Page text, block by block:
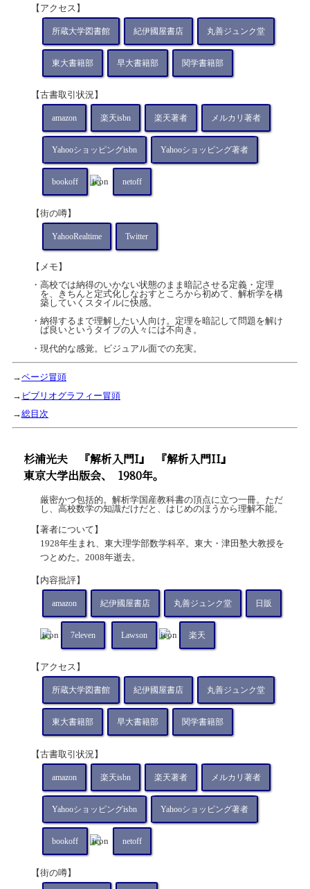
【アクセス】
所蔵大学図書館 紀伊國屋書店 丸善ジュンク堂
東大書籍部 早大書籍部 関学書籍部
【古書取引状況】
amazon 楽天isbn 楽天著者 メルカリ著者
Yahooショッピングisbn Yahooショッピング著者
bookoff netoff
【街の噂】
YahooRealtime Twitter
【メモ】
・高校では納得のいかない状態のまま暗記させる定義・定理
を、きちんと定式化しなおすところから初めて、解析学を構
築していくスタイルに快感。
・納得するまで理解したい人向け。定理を暗記して問題を解け
ば良いというタイプの人々には不向き。
・現代的な感覚。ビジュアル面での充実。
→ページ冒頭
→ ビブリオグラフィー冒頭
→総目次
杉浦光夫 『解析入門I』
『解析入門II』
東京大学出版会、
1980年。
厳密かつ包括的。解析学国産教科書の頂点に立つ一冊。ただ
し、高校数学の知識だけだと、はじめのほうから理解不能。
【著者について】
1928年生まれ、東大理学部数学科卒。東大・津田塾大教授を
つとめた。2008年逝去。
【内容批評】
amazon 紀伊國屋書店 丸善ジュンク堂 日販
7eleven Lawson 楽天
【アクセス】
所蔵大学図書館 紀伊國屋書店 丸善ジュンク堂
東大書籍部 早大書籍部 関学書籍部
【古書取引状況】
amazon 楽天isbn 楽天著者 メルカリ著者
Yahooショッピングisbn Yahooショッピング著者
bookoff netoff
【街の噂】